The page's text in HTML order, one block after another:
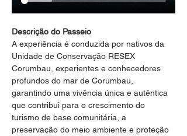
Descrição do Passeio
A experiência é conduzida por nativos da
Unidade de Conservação RESEX
Corumbau, experientes e conhecedores
profundos do mar de Corumbau,
garantindo uma vivência única e autêntica
que contribui para o crescimento do
turismo de base comunitária, a
preservação do meio ambiente e proteção